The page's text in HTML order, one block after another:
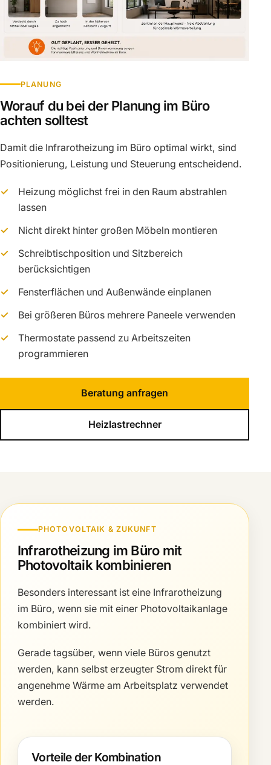
PLANUNG
Worauf du bei der Planung im Büro
achten solltest
Damit die Infrarotheizung im Büro optimal wirkt, sind
Positionierung, Leistung und Steuerung entscheidend.
Heizung möglichst frei in den Raum abstrahlen
lassen
Nicht direkt hinter großen Möbeln montieren
Schreibtischposition und Sitzbereich
berücksichtigen
Fensterflächen und Außenwände einplanen
Bei größeren Büros mehrere Paneele verwenden
Thermostate passend zu Arbeitszeiten
programmieren
Beratung anfragen
Heizlastrechner
PHOTOVOLTAIK & ZUKUNFT
Infrarotheizung im Büro mit
Photovoltaik kombinieren
Besonders interessant ist eine Infrarotheizung
im Büro, wenn sie mit einer Photovoltaikanlage
kombiniert wird.
Gerade tagsüber, wenn viele Büros genutzt
werden, kann selbst erzeugter Strom direkt für
angenehme Wärme am Arbeitsplatz verwendet
werden.
Vorteile der Kombination